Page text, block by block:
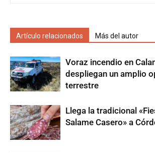
Artículo relacionados Más del autor
Voraz incendio en
despliegan un amplio
terrestre
Llega la tradicional
Salame Casero» a